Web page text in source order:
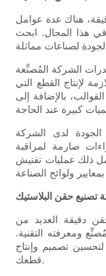
هناك عدة عوامل
هذا المجال. ابحث
الشركة المُصنِّعة
لإنتاج القطع التي
بالإضافة إلى
لدى الشركة
صارمة لمراقبة
ذلك عمليات تفتيش
تصنيع حقن البلاستيك
دقيقة العديد من
ومعرفته التقنية.
تصميم وإنتاج
قطعك.